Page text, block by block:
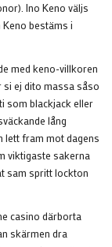
Ino Keno väljs
bestäms i
med keno-villkoren
si ej dito massa såso
som blackjack eller
lång
lett fram mot dagens
viktigaste sakerna
sam spritt lockton
casino därborta
skärmen dra